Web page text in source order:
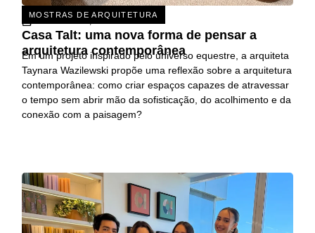
MOSTRAS DE ARQUITETURA
31 DE JULHO, 2026
Casa Talt: uma nova forma de pensar a
arquitetura contemporânea
Em um projeto inspirado pelo universo equestre, a arquiteta
Taynara Wazilewski propõe uma reflexão sobre a arquitetura
contemporânea: como criar espaços capazes de atravessar
o tempo sem abrir mão da sofisticação, do acolhimento e da
conexão com a paisagem?